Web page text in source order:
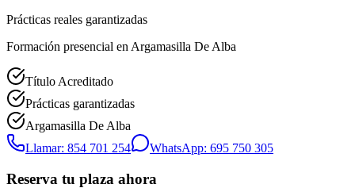
Prácticas reales garantizadas
Formación presencial en Argamasilla De Alba
Título Acreditado
Prácticas garantizadas
Argamasilla De Alba
Llamar: 854 701 254
WhatsApp: 695 750 305
Reserva tu plaza ahora